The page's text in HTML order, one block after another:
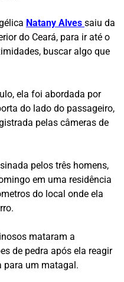
Natany Alves saiu da
do Ceará, para ir até o
buscar algo que
ela foi abordada por
do lado do passageiro,
pelas câmeras de
pelos três homens,
em uma residência
do local onde ela
mataram a
de pedra após ela reagir
para um matagal.